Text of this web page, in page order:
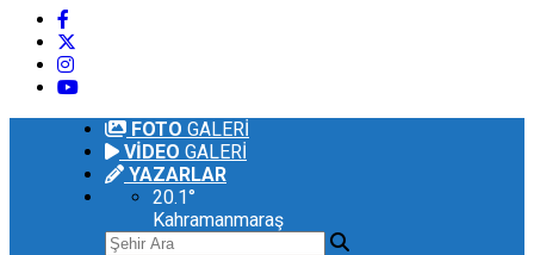
FOTO GALERİ
VİDEO GALERİ
YAZARLAR
20.1°
Kahramanmaraş